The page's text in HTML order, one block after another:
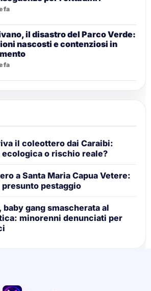
fa
il disastro del Parco Verde:
nascosti e contenziosi in
fa
il coleottero dai Caraibi:
o rischio reale?
a Santa Maria Capua Vetere:
pestaggio
baby gang smascherata al
minorenni denunciati per